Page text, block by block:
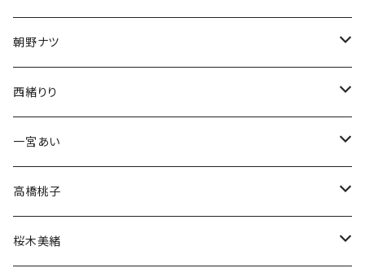
CD
生誕グッズ
アクスタ
Tシャツ
ブロマイド
生誕グッズ
チェキ
ブロマイド
生誕グッズ
生誕グッズ
Tシャツ
アクスタ
朝野ナツ
チェキ
ブロマイド
生誕グッズ
アクスタ
西緒りり
チェキ
ブロマイド
生誕グッズ
一宮あい
チェキ
ブロマイド
高橋桃子
チェキ
桜木美緒